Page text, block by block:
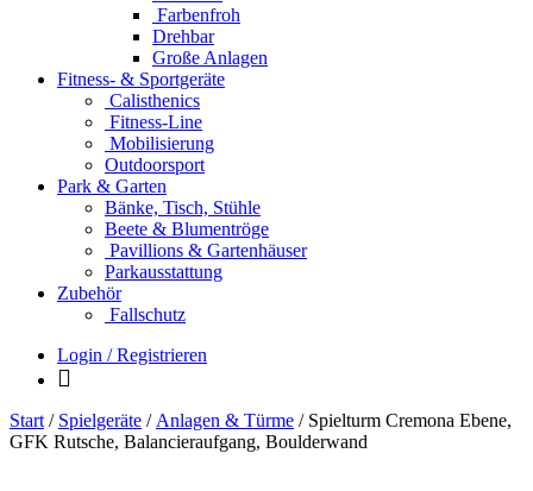
Farbenfroh
Drehbar
Große Anlagen
Fitness- & Sportgeräte
Calisthenics
Fitness-Line
Mobilisierung
Outdoorsport
Park & Garten
Bänke, Tisch, Stühle
Beete & Blumentröge
Pavillions & Gartenhäuser
Parkausstattung
Zubehör
Fallschutz
Login / Registrieren
Start / Spielgeräte / Anlagen & Türme / Spielturm Cremona Ebene,
GFK Rutsche, Balancieraufgang, Boulderwand